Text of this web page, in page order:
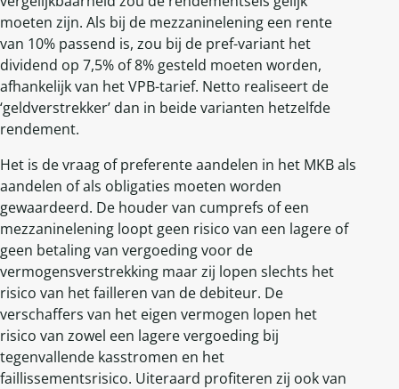
moeten zijn. Als bij de mezzaninelening een rente
van 10% passend is, zou bij de pref-variant het
dividend op 7,5% of 8% gesteld moeten worden,
afhankelijk van het VPB-tarief. Netto realiseert de
‘geldverstrekker’ dan in beide varianten hetzelfde
rendement.
Het is de vraag of preferente aandelen in het MKB als
aandelen of als obligaties moeten worden
gewaardeerd. De houder van cumprefs of een
mezzaninelening loopt geen risico van een lagere of
geen betaling van vergoeding voor de
vermogensverstrekking maar zij lopen slechts het
risico van het failleren van de debiteur. De
verschaffers van het eigen vermogen lopen het
risico van zowel een lagere vergoeding bij
tegenvallende kasstromen en het
faillissementsrisico. Uiteraard profiteren zij ook van